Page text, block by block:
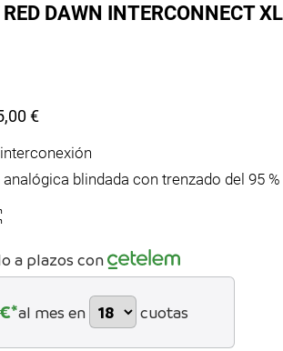
DAWN INTERCONNECT
€Rango
precios:
desdeblindada con trenzado del 95 %
a plazos con
€*al mes en cuotas